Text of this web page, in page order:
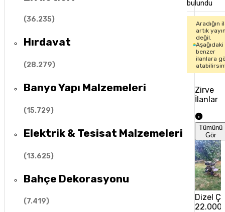
(36.235)
Hırdavat
(28.279)
Banyo Yapı Malzemeleri
(15.729)
Elektrik & Tesisat Malzemeleri
(13.625)
Bahçe Dekorasyonu
(7.419)
bulundu
Aradığın
artık
değil.
Aşağıdaki
benzer
ilanlara
Zirve
İlanlar
Tümünü
Gör
Dizel
22.000